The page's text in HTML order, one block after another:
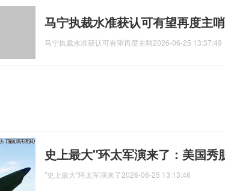
马宁执裁水准获认可有望再度主
马宁执裁水准获认可有望再度主哨2026-06-25 13:37:49
史上最大"环太军演来了：美国秀
"史上最大"环太军演来了2026-06-25 13:13:46